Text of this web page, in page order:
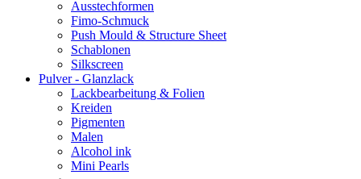
Ausstechformen
Fimo-Schmuck
Push Mould & Structure Sheet
Schablonen
Silkscreen
Pulver - Glanzlack
Lackbearbeitung & Folien
Kreiden
Pigmenten
Malen
Alcohol ink
Mini Pearls